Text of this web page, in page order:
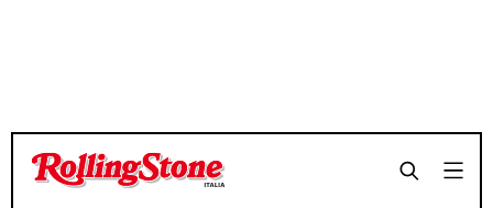
TEMPO DI LETTURA 4 MINUTI SHARE
TEMPO DI LETTURA 4 MINUTI SHARE